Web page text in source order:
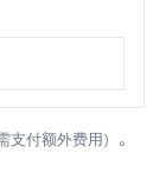
付额外费用）。